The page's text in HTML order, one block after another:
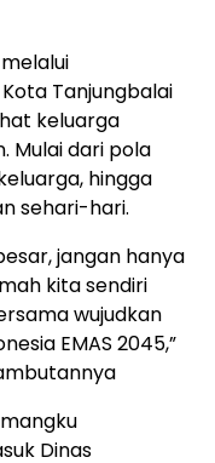
Tanjungbalai
keluarga
Mulai dari pola
hingga
sehari-hari.
jangan hanya
kita sendiri
wujudkan
EMAS 2045,”
Dinas